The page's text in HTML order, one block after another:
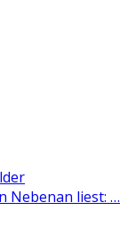
Nebenan liest: …